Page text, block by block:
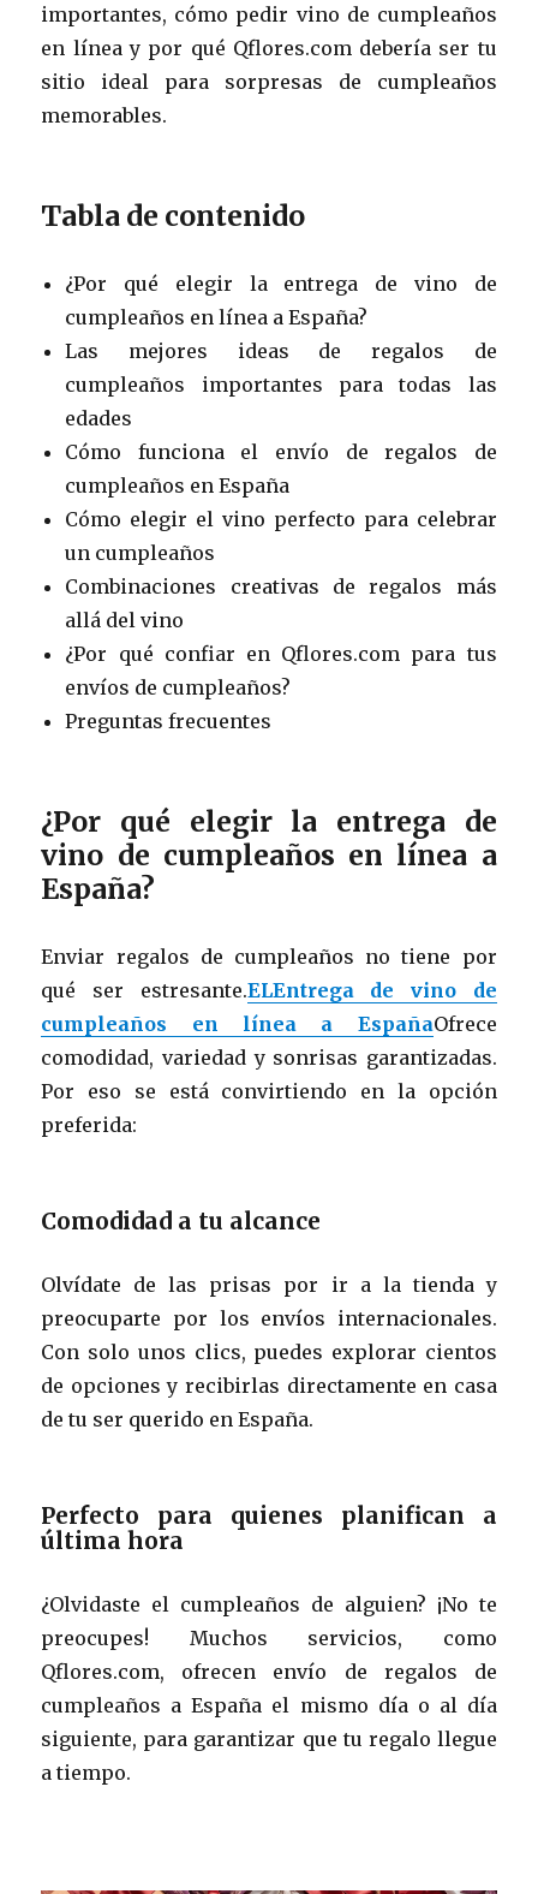
importantes, cómo pedir vino de cumpleaños
en línea y por qué Qflores.com debería ser tu
sitio ideal para sorpresas de cumpleaños
memorables.
Tabla de contenido
¿Por qué elegir la entrega de vino de
cumpleaños en línea a España?
Las mejores ideas de regalos de
cumpleaños importantes para todas las
edades
Cómo funciona el envío de regalos de
cumpleaños en España
Cómo elegir el vino perfecto para celebrar
un cumpleaños
Combinaciones creativas de regalos más
allá del vino
¿Por qué confiar en Qflores.com para tus
envíos de cumpleaños?
Preguntas frecuentes
¿Por qué elegir la entrega de
vino de cumpleaños en línea a
España?
Enviar regalos de cumpleaños no tiene por
qué ser estresante.ELEntrega de vino de
cumpleaños en línea a EspañaOfrece
comodidad, variedad y sonrisas garantizadas.
Por eso se está convirtiendo en la opción
preferida:
Comodidad a tu alcance
Olvídate de las prisas por ir a la tienda y
preocuparte por los envíos internacionales.
Con solo unos clics, puedes explorar cientos
de opciones y recibirlas directamente en casa
de tu ser querido en España.
Perfecto para quienes planifican a
última hora
¿Olvidaste el cumpleaños de alguien? ¡No te
preocupes! Muchos servicios, como
Qflores.com, ofrecen envío de regalos de
cumpleaños a España el mismo día o al día
siguiente, para garantizar que tu regalo llegue
a tiempo.